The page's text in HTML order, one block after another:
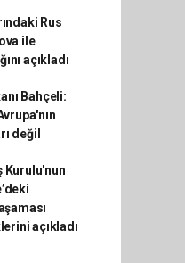
Rus
ile
açıkladı
Bahçeli:
değil
Kurulu'nun
açıkladı